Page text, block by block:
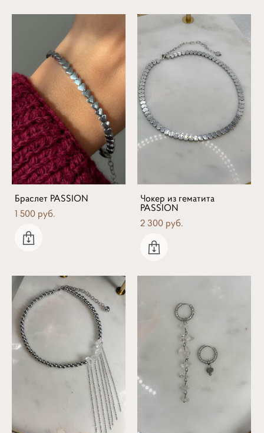
Браслет PASSION
1 500 pуб.
Чокер из гематита
PASSION
2 300 pуб.